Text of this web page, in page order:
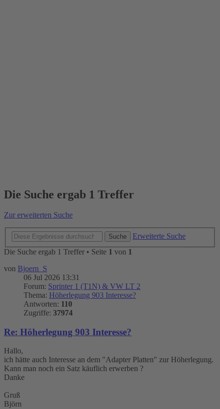
Die Suche ergab 1 Treffer
Zur erweiterten Suche
Suche
Erweiterte Suche
Die Suche ergab 1 Treffer • Seite 1 von 1
von Bjoern_S
06 Jul 2026 13:31
Forum: Sprinter 1 (T1N) & VW LT 2
Thema: Höherlegung 903 Interesse?
Antworten: 110
Zugriffe: 37974
Re: Höherlegung 903 Interesse?
Hallo,
ich hätte auch Interesse an dem "Adapter Platten" zur Höherlegung.
Kann man noch ein Satz käuflich erwerben ?
Danke
Gruß
Björn